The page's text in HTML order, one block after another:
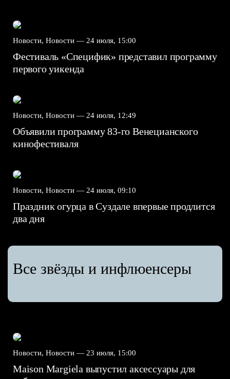
Новости, Новости — 24 июля, 15:00
Фестиваль «Специфик» представил программу
первого уикенда
Новости, Новости — 24 июля, 12:49
Объявили программу 83-го Венецианского
кинофестиваля
Новости, Новости — 24 июля, 09:10
Праздник огурца в Суздале впервые продлится
два дня
Все звёзды и инфлюенсеры
Новости, Новости — 23 июля, 15:00
Maison Margiela выпустил аксессуары для